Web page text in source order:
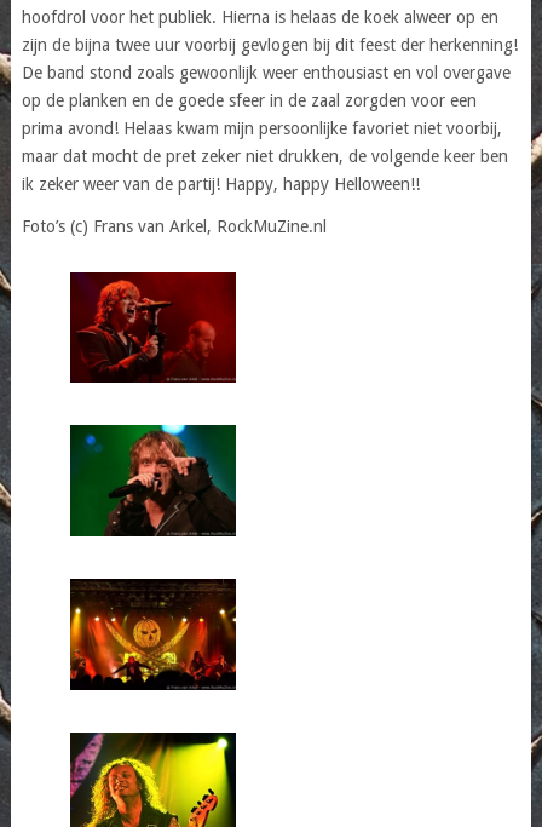
hoofdrol voor het publiek. Hierna is helaas de koek alweer op en
zijn de bijna twee uur voorbij gevlogen bij dit feest der herkenning!
De band stond zoals gewoonlijk weer enthousiast en vol overgave
op de planken en de goede sfeer in de zaal zorgden voor een
prima avond! Helaas kwam mijn persoonlijke favoriet niet voorbij,
maar dat mocht de pret zeker niet drukken, de volgende keer ben
ik zeker weer van de partij! Happy, happy Helloween!!
Foto’s (c) Frans van Arkel, RockMuZine.nl